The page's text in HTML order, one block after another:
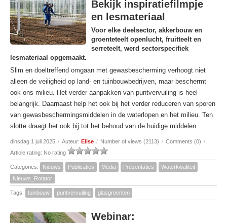
Bekijk inspiratiefilmpje
en lesmateriaal
Voor elke deelsector, akkerbouw en
groenteteelt openlucht, fruitteelt en
serreteelt, werd sectorspecifiek
lesmateriaal opgemaakt.
Slim en doeltreffend omgaan met gewasbescherming verhoogt niet
alleen de veiligheid op land- en tuinbouwbedrijven, maar beschermt
ook ons milieu. Het verder aanpakken van puntvervuiling is heel
belangrijk. Daarnaast help het ook bij het verder reduceren van sporen
van gewasbeschermingsmiddelen in de waterlopen en het milieu. Ten
slotte draagt het ook bij tot het behoud van de huidige middelen.
dinsdag 1 juli 2025 / Auteur: Elise / Number of views (2113) / Comments (0) /
Article rating: No rating
Categories: Nieuws Publicaties Media Presentaties
Waterkwaliteit
Nieuws_Rotator
Tags: tuinbouw puntvervuiling glasgroenten
Webinar: